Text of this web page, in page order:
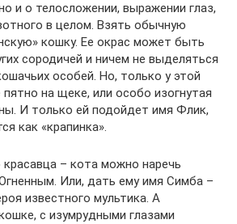
и о телосложении, выражении глаз,
в целом. Взять обычную
кошку. Ее окрас может быть
сородичей и ничем не выделяться
особей. Но, только у этой
на щеке, или особо изогнутая
И только ей подойдет имя Флик,
как «крапинка».
– кота можно наречь
Или, дать ему имя Симба –
известного мультика. А
с изумрудными глазами